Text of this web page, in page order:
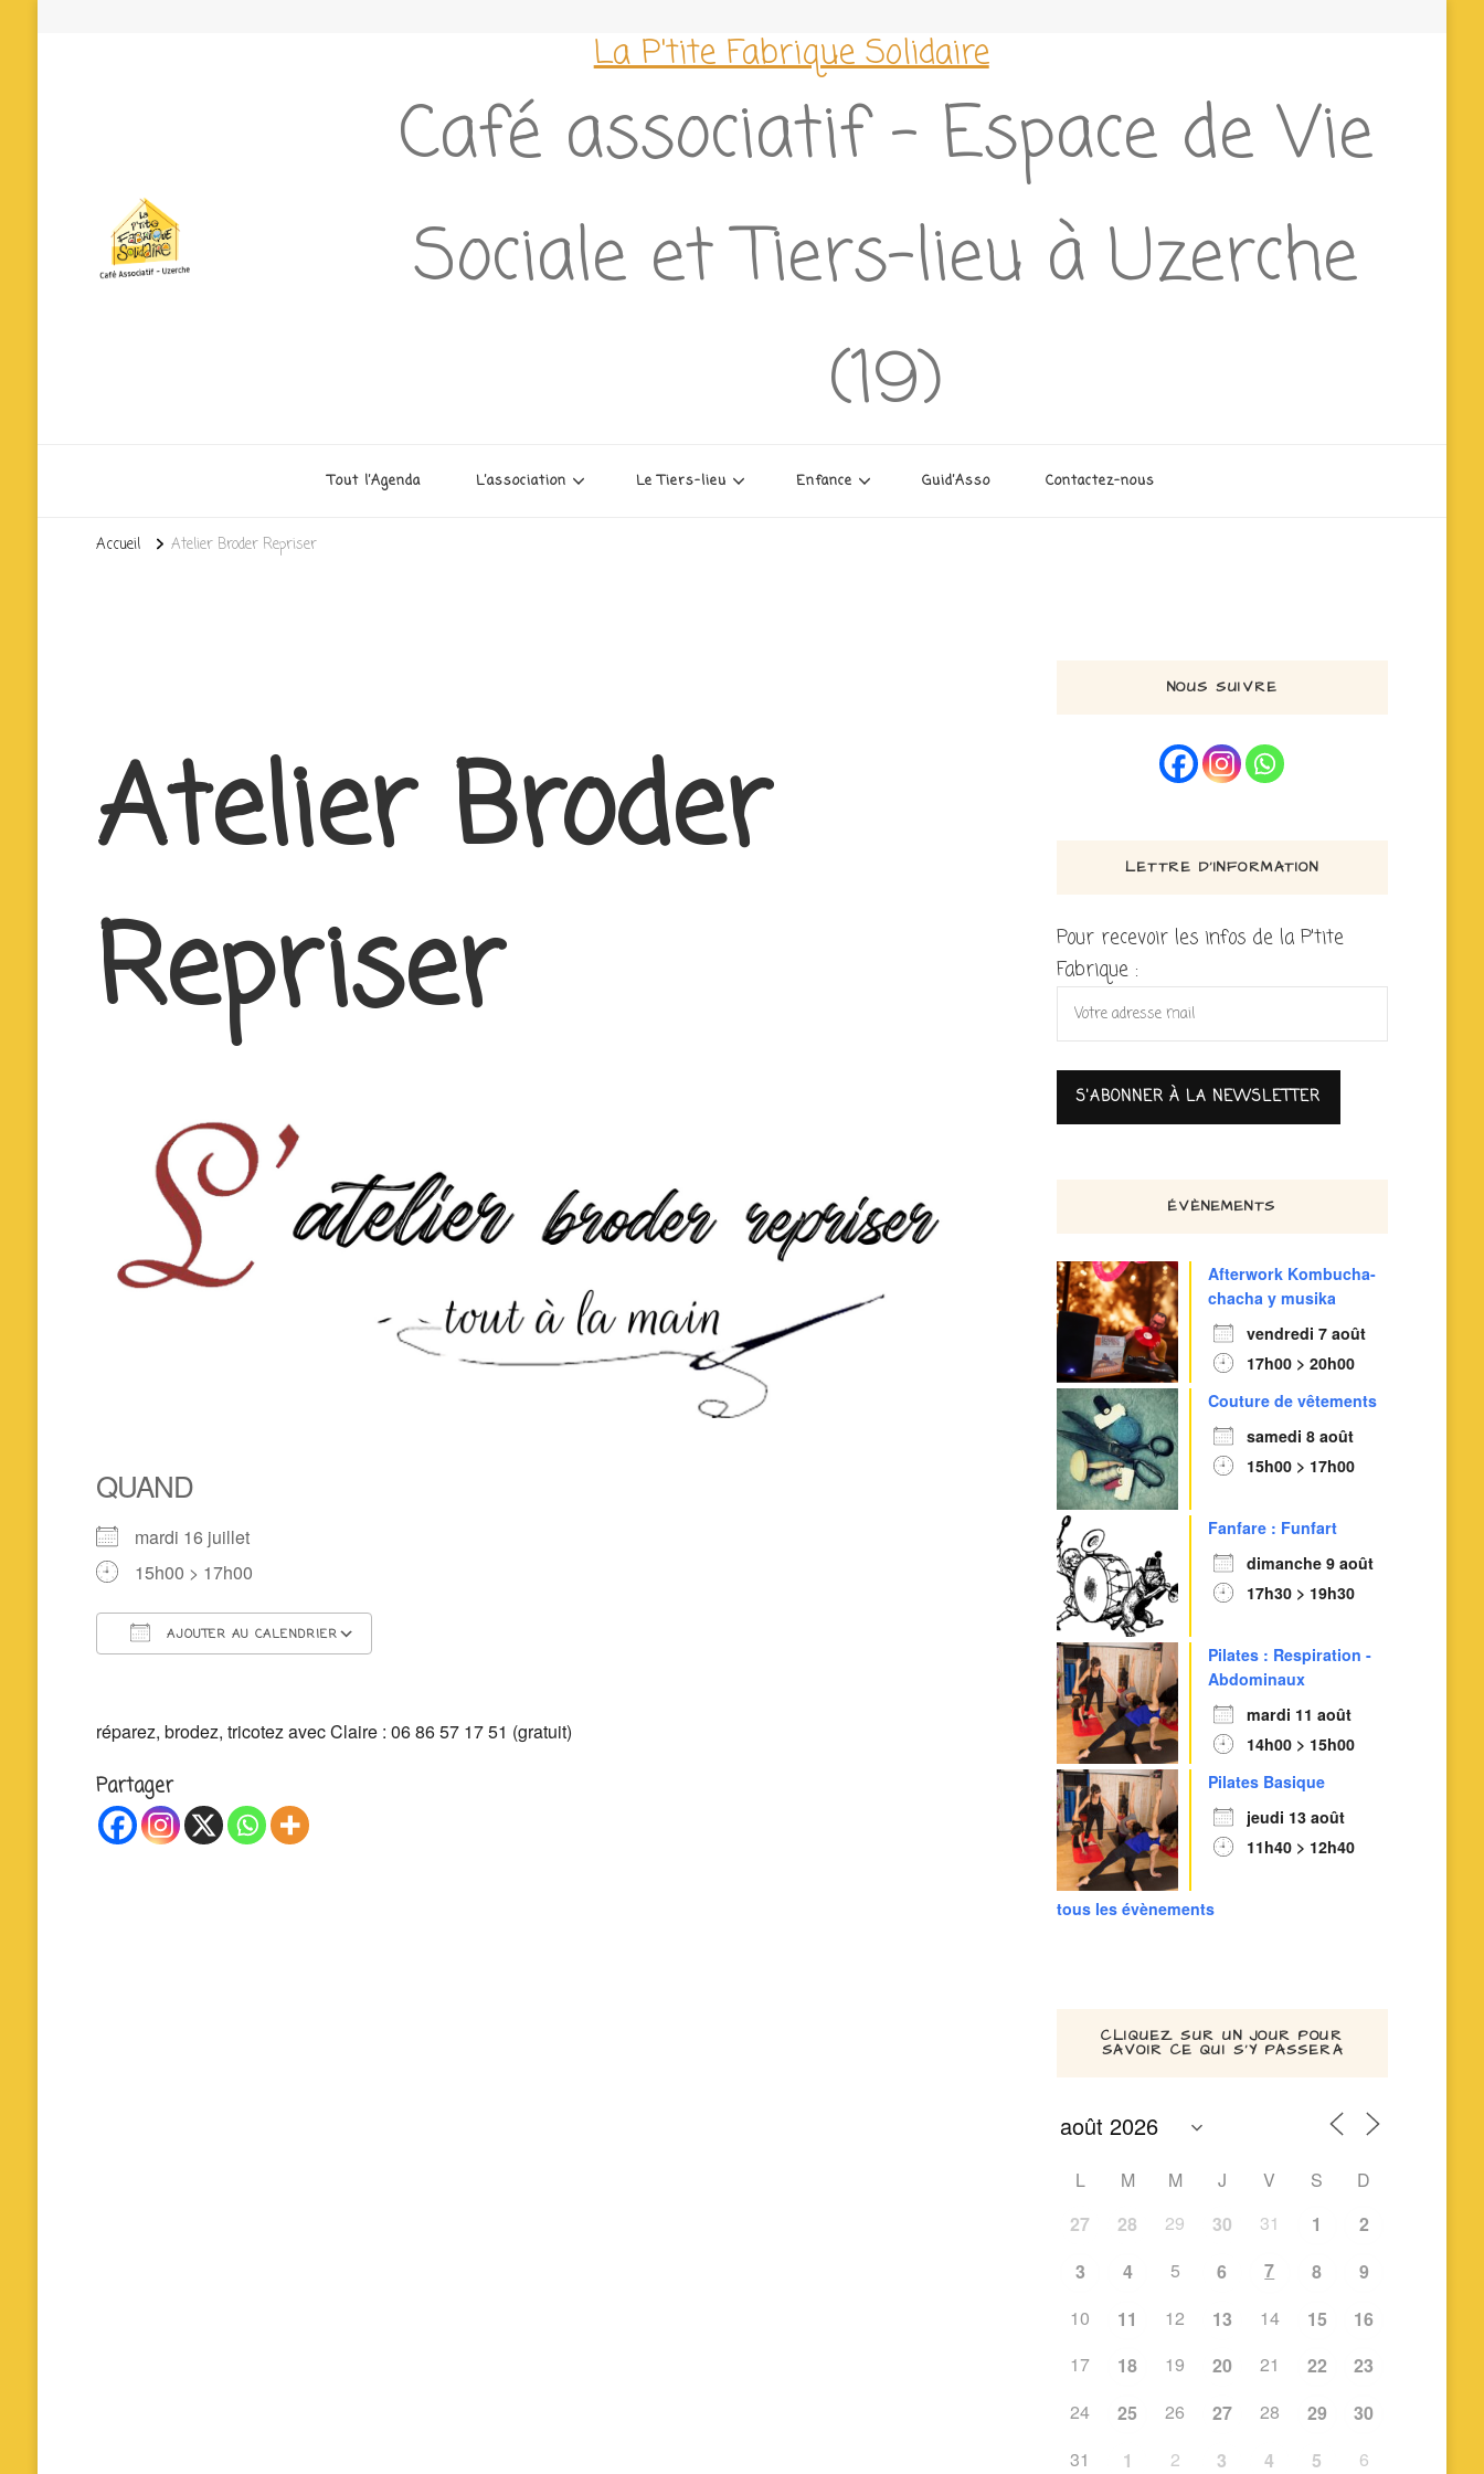
La P'tite Fabrique Solidaire
Café associatif – Espace de Vie
Sociale et Tiers-lieu à Uzerche
(19)
Tout l’Agenda L’association Le Tiers-lieu Enfance Guid’Asso Contactez-nous
Accueil Atelier Broder Repriser
Atelier Broder
Repriser
QUAND
mardi 16 juillet
15h00 > 17h00
AJOUTER AU CALENDRIER
Outlook Live
réparez, brodez, tricotez avec Claire : 06 86 57 17 51 (gratuit)
Partager
NOUS SUIVRE
LETTRE D’INFORMATION
Pour recevoir les infos de la P'tite
Fabrique :
ÉVÈNEMENTS
Afterwork Kombucha-
chacha y musika
vendredi 7 août
17h00 > 20h00
Couture de vêtements
samedi 8 août
15h00 > 17h00
Fanfare : Funfart
dimanche 9 août
17h30 > 19h30
Pilates : Respiration -
Abdominaux
mardi 11 août
14h00 > 15h00
Pilates Basique
jeudi 13 août
11h40 > 12h40
tous les évènements
CLIQUEZ SUR UN JOUR POUR
SAVOIR CE QUI S’Y PASSERA
L M M J V S
D
27
28 29 30 31 1
2
3
4 5 6 7 8
9
10
11 12 13 14 15
16
17
18 19 20 21 22
23
24
25 26 27 28 29
30
31
1 2 3 4 5 6